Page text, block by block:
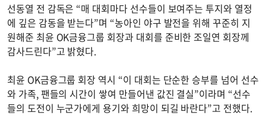
선동열 전 감독은 “매 대회마다 선수들이 보여주는 투지와 열정
에 깊은 감동을 받는다”며 “농아인 야구 발전을 위해 꾸준히 지
원해준 최윤 OK금융그룹 회장과 대회를 준비한 조일연 회장께
감사드린다”고 밝혔다.
최윤 OK금융그룹 회장 역시 “이 대회는 단순한 승부를 넘어 선수
와 가족, 팬들의 시간이 쌓여 만들어낸 값진 결실”이라며 “선수
들의 도전이 누군가에게 용기와 희망이 되길 바란다”고 전했다.